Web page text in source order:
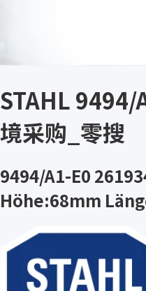
STAHL 9494/
境采购_零搜
9494/A1-E0
Höhe:68mm